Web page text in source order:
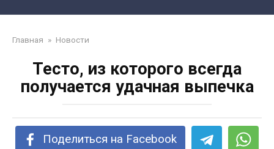
Главная » Новости
Тесто, из которого всегда
получается удачная выпечка
Поделиться на Facebook